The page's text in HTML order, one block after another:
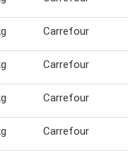
Carrefour
Carrefour
Carrefour
Carrefour